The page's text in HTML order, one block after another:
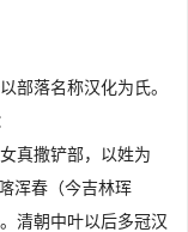
部落名称汉化为氏。
真撒铲部，以姓为
浑春（今吉林珲
清朝中叶以后多冠汉